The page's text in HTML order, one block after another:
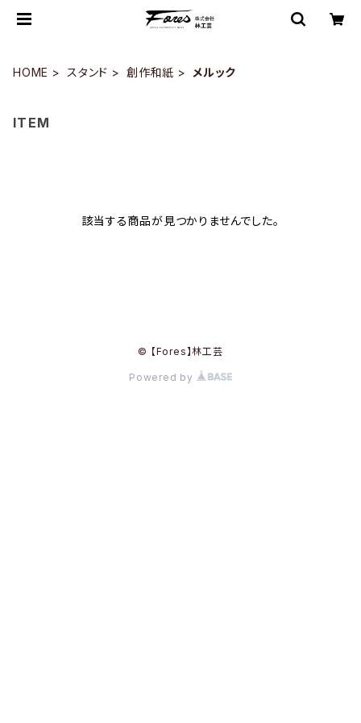
HOME スタンド 創作和紙 メルック
ITEM
該当する商品が見つかりませんでした。
© 【Fores】林工芸
Powered by